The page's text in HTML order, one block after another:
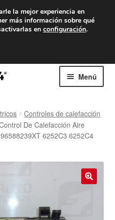
7 EUR
9 a. m. a 4 p. m.
Menú
Controles de calefacción
De Calefacción Aire
6252C3 6252C4
la mejor experiencia en
más información sobre qué
en configuración.